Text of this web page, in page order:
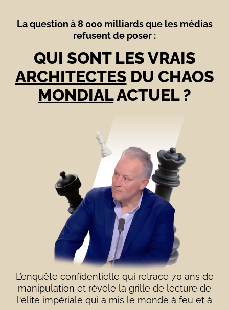
La question à 8 000 milliards que les médias
refusent de poser :
QUI SONT LES VRAIS
ARCHITECTES DU CHAOS
MONDIALACTUEL ?
L’enquête confidentielle qui retrace 70 ans de
manipulation et révèle la grille de lecture de
l'élite impériale qui a mis le monde à feu et à